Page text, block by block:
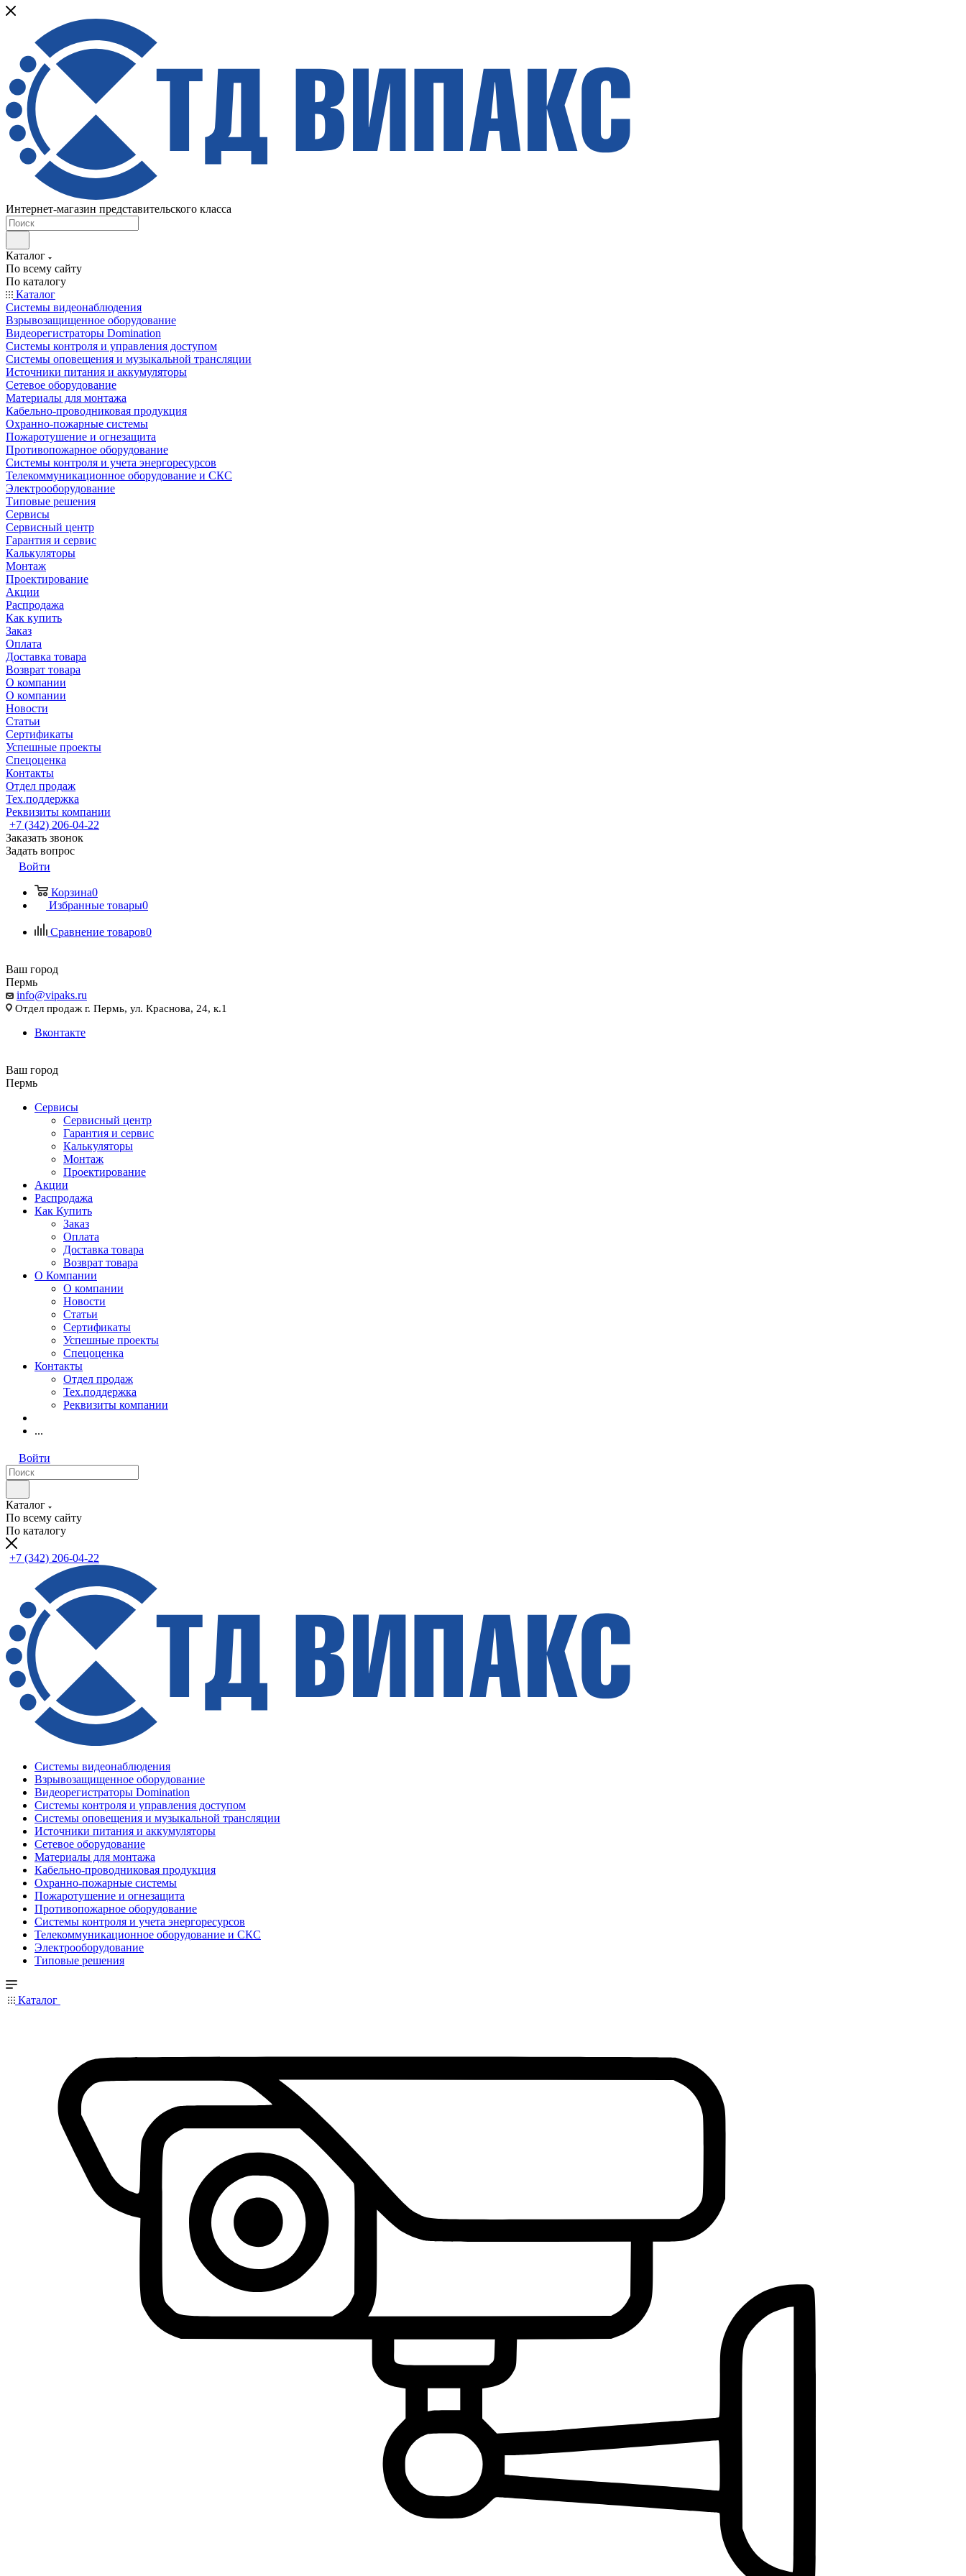
Интернет-магазин представительского класса
Каталог
По всему сайту
По каталогу
Каталог
Системы видеонаблюдения
Взрывозащищенное оборудование
Видеорегистраторы Domination
Системы контроля и управления доступом
Системы оповещения и музыкальной трансляции
Источники питания и аккумуляторы
Сетевое оборудование
Материалы для монтажа
Кабельно-проводниковая продукция
Охранно-пожарные системы
Пожаротушение и огнезащита
Противопожарное оборудование
Системы контроля и учета энергоресурсов
Телекоммуникационное оборудование и СКС
Электрооборудование
Типовые решения
Сервисы
Сервисный центр
Гарантия и сервис
Калькуляторы
Монтаж
Проектирование
Акции
Распродажа
Как купить
Заказ
Оплата
Доставка товара
Возврат товара
О компании
О компании
Новости
Статьи
Сертификаты
Успешные проекты
Спецоценка
Контакты
Отдел продаж
Тех.поддержка
Реквизиты компании
+7 (342) 206-04-22
Заказать звонок
Задать вопрос
Войти
Корзина0
Избранные товары0
Сравнение товаров0
Ваш город
Пермь
info@vipaks.ru
Отдел продаж г. Пермь, ул. Краснова, 24, к.1
Вконтакте
Ваш город
Пермь
Сервисы
Сервисный центр
Гарантия и сервис
Калькуляторы
Монтаж
Проектирование
Акции
Распродажа
Как Купить
Заказ
Оплата
Доставка товара
Возврат товара
О Компании
О компании
Новости
Статьи
Сертификаты
Успешные проекты
Спецоценка
Контакты
Отдел продаж
Тех.поддержка
Реквизиты компании
...
Войти
Каталог
По всему сайту
По каталогу
+7 (342) 206-04-22
Системы видеонаблюдения
Взрывозащищенное оборудование
Видеорегистраторы Domination
Системы контроля и управления доступом
Системы оповещения и музыкальной трансляции
Источники питания и аккумуляторы
Сетевое оборудование
Материалы для монтажа
Кабельно-проводниковая продукция
Охранно-пожарные системы
Пожаротушение и огнезащита
Противопожарное оборудование
Системы контроля и учета энергоресурсов
Телекоммуникационное оборудование и СКС
Электрооборудование
Типовые решения
Каталог